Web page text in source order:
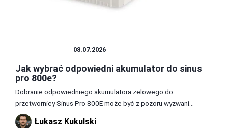
08.07.2026
Jak wybrać odpowiedni akumulator do sinus
pro 800e?
Dobranie odpowiedniego akumulatora żelowego do
przetwornicy Sinus Pro 800E może być z pozoru wyzwani...
Łukasz Kukulski